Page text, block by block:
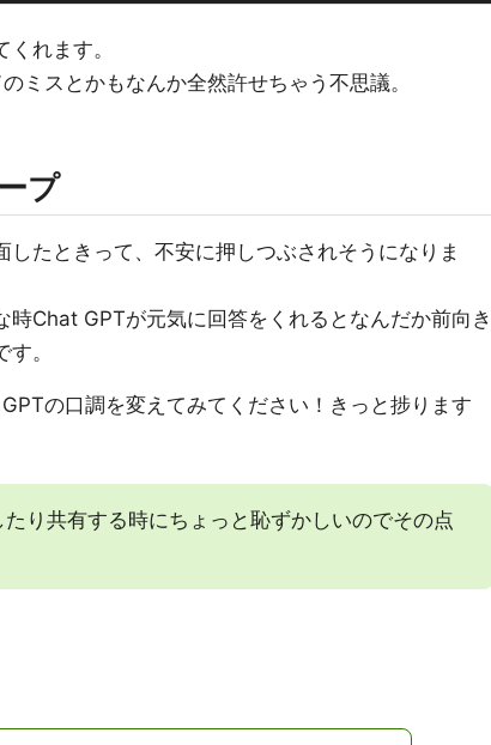
れます。
ミスとかもなんか全然許せちゃう不思議。
プ
たときって、不安に押しつぶされそうになりま
時Chat GPTが元気に回答をくれるとなんだか前向き
。
の口調を変えてみてください！きっと捗ります
り共有する時にちょっと恥ずかしいのでその点